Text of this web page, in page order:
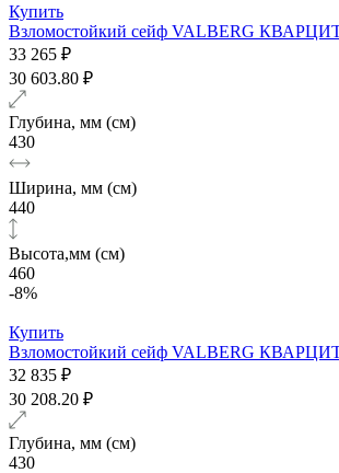
Купить
Взломостойкий сейф VALBERG
33 265 ₽
30 603.80 ₽
Глубина, мм (см)
430
Ширина, мм (см)
440
Высота,мм (см)
460
-8%
Купить
Взломостойкий сейф VALBERG
32 835 ₽
30 208.20 ₽
Глубина, мм (см)
430